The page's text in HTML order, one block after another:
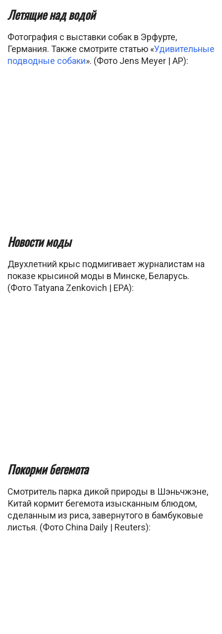
Летящие над водой
Фотография с выставки собак в Эрфурте,
Германия. Также смотрите статью «Удивительные
подводные собаки». (Фото Jens Meyer | AP):
Новости моды
Двухлетний крыс подмигивает журналистам на
показе крысиной моды в Минске, Беларусь.
(Фото Tatyana Zenkovich | EPA):
Покорми бегемота
Смотритель парка дикой природы в Шэньчжэне,
Китай кормит бегемота изысканным блюдом,
сделанным из риса, завернутого в бамбуковые
листья. (Фото China Daily | Reuters):